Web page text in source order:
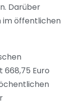
Darüber
im öffentlichen
Euro